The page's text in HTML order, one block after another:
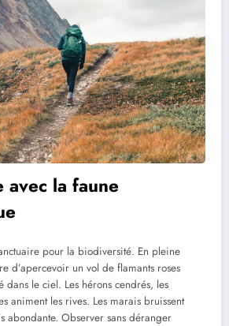
avec la faune
pour la biodiversité. En pleine
d’apercevoir un vol de flamants roses
dans le ciel. Les hérons cendrés, les
animent les rives. Les marais bruissent
abondante. Observer sans déranger